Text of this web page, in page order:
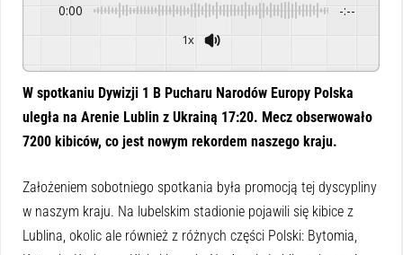
0:00 -:--
1x
W spotkaniu Dywizji 1 B Pucharu Narodów Europy Polska
uległa na Arenie Lublin z Ukrainą 17:20. Mecz obserwowało
7200 kibiców, co jest nowym rekordem naszego kraju.
Założeniem sobotniego spotkania była promocją tej dyscypliny
w naszym kraju. Na lubelskim stadionie pojawili się kibice z
Lublina, okolic ale również z różnych części Polski: Bytomia,